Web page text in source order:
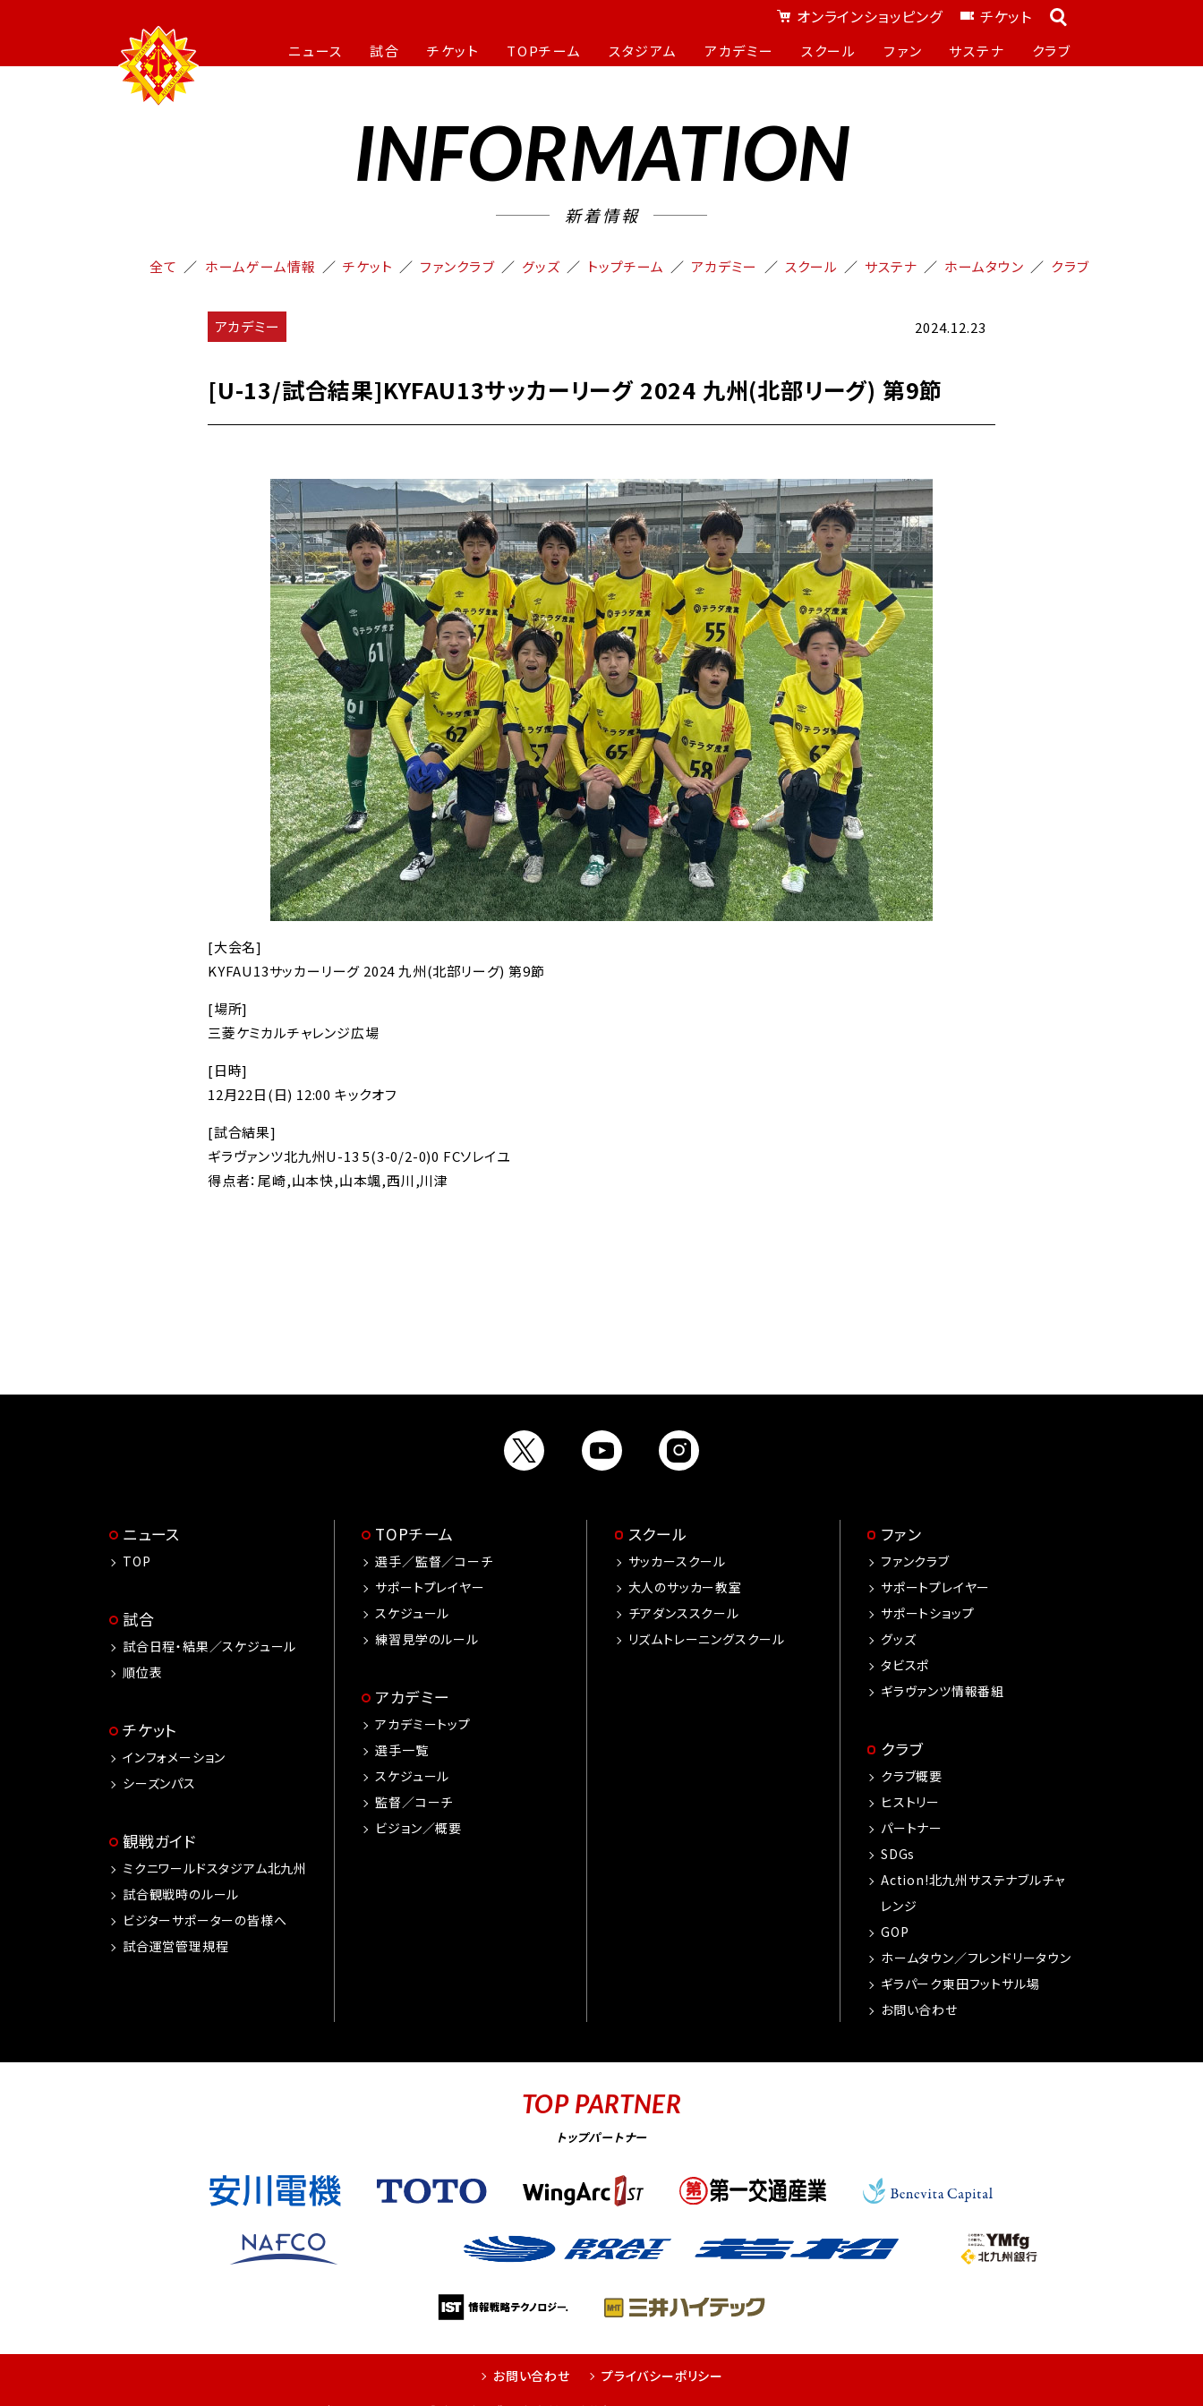
オンラインショッピング チケット
ニュース 試合 チケット TOPチーム スタジアム アカデミー スクール ファン サステナ クラブ
INFORMATION
新着情報
全て ホームゲーム情報 チケット ファンクラブ グッズ トップチーム アカデミー スクール サステナ ホームタウン クラブ
アカデミー 2024.12.23
[U-13/試合結果]KYFAU13サッカーリーグ 2024 九州(北部リーグ) 第9節
[大会名]
KYFAU13サッカーリーグ 2024 九州(北部リーグ) 第9節
[場所]
三菱ケミカルチャレンジ広場
[日時]
12月22日(日) 12:00 キックオフ
[試合結果]
ギラヴァンツ北九州U-13 5(3-0/2-0)0 FCソレイユ
得点者：尾崎,山本快,山本颯,西川,川津
ニュース
TOP
試合
試合日程・結果／スケジュール
順位表
チケット
インフォメーション
シーズンパス
観戦ガイド
ミクニワールドスタジアム北九州
試合観戦時のルール
ビジターサポーターの皆様へ
試合運営管理規程
TOPチーム
選手／監督／コーチ
サポートプレイヤー
スケジュール
練習見学のルール
アカデミー
アカデミートップ
選手一覧
スケジュール
監督／コーチ
ビジョン／概要
スクール
サッカースクール
大人のサッカー教室
チアダンススクール
リズムトレーニングスクール
ファン
ファンクラブ
サポートプレイヤー
サポートショップ
グッズ
タビスポ
ギラヴァンツ情報番組
クラブ
クラブ概要
ヒストリー
パートナー
SDGs
Action!北九州サステナブルチャ
レンジ
GOP
ホームタウン／フレンドリータウン
ギラパーク東田フットサル場
お問い合わせ
TOP PARTNER
トップパートナー
お問い合わせ プライバシーポリシー